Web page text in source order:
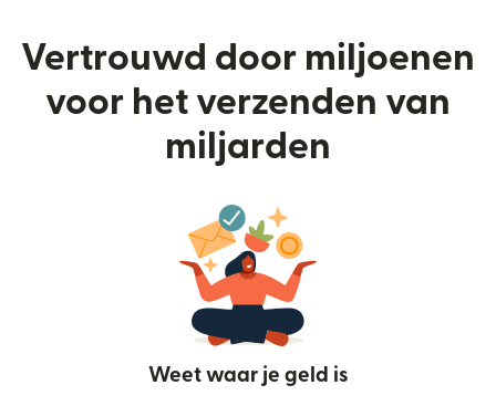
Vertrouwd door miljoenen
voor het verzenden van
miljarden
Weet waar je geld is